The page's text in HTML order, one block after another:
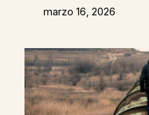
marzo 16, 2026